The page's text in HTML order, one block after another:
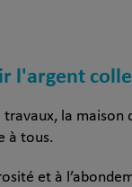
l'argent
travaux, la maison
à tous.
et à